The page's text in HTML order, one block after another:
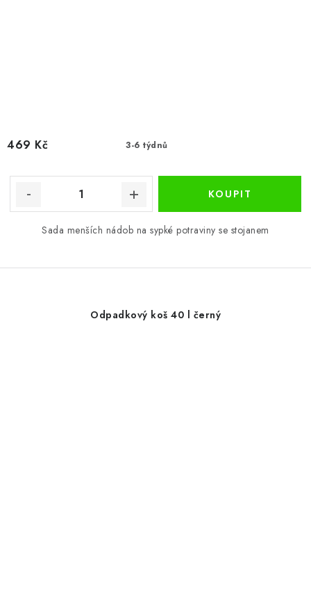
3-6 týdnů
469 Kč
Sada menších nádob na sypké potraviny se stojanem
Odpadkový koš 40 l černý